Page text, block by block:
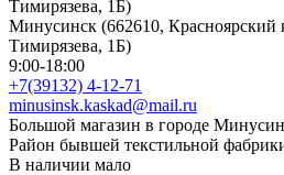
Минусинск (662610, Красноярский
Тимирязева, 1Б)
9:00-18:00
+7(39132) 4-12-71
minusinsk.kaskad@mail.ru
Большой магазин в городе
Район бывшей текстильной
В наличии мало